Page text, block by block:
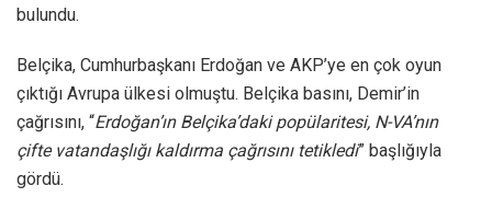
bulundu.
Belçika, Cumhurbaşkanı Erdoğan ve AKP’ye en çok oyun
çıktığı Avrupa ülkesi olmuştu. Belçika basını, Demir’in
çağrısını, “Erdoğan’ın Belçika’daki popülaritesi, N-VA’nın
çifte vatandaşlığı kaldırma çağrısını tetikledi” başlığıyla
gördü.